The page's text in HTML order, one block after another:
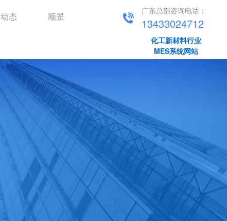
动态 顺景 广东总部咨询电话：
13433024712
化工新材料行业
MES系统网站